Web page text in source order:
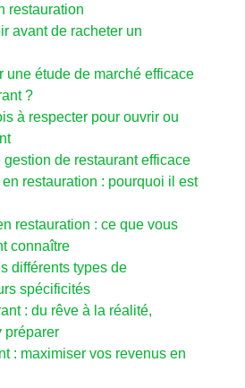
restauration
avant de racheter un
une étude de marché efficace
?
à respecter pour ouvrir ou
de restaurant efficace
restauration : pourquoi il est
restauration : ce que vous
connaître
différents types de
spécificités
: du rêve à la réalité,
préparer
: maximiser vos revenus en